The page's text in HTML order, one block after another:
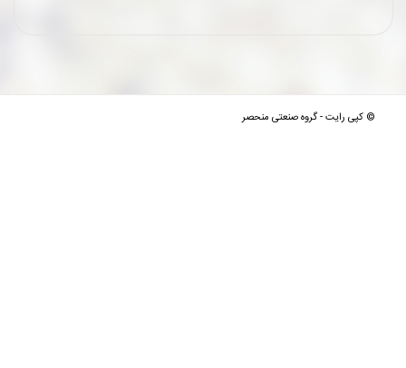
© کپی رایت -گروه صنعتی منحصر